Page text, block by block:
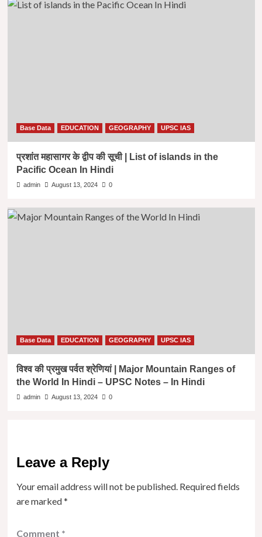
Base Data EDUCATION GEOGRAPHY UPSC IAS
प्रशांत महासागर के द्वीप की सूची | List of islands in the
Pacific Ocean In Hindi
admin August 13, 2024 0
Base Data EDUCATION GEOGRAPHY UPSC IAS
विश्व की प्रमुख पर्वत श्रेणियां | Major Mountain Ranges of
the World In Hindi – UPSC Notes – In Hindi
admin August 13, 2024 0
Leave a Reply
Your email address will not be published. Required fields
are marked*
Comment *